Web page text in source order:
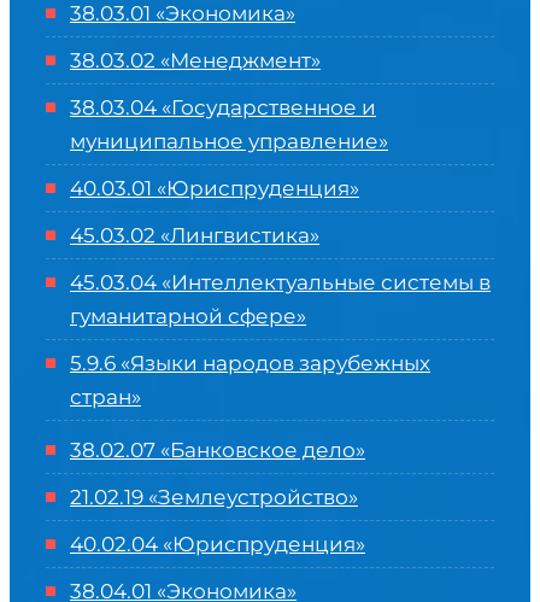
38.03.01 «Экономика»
38.03.02 «Менеджмент»
38.03.04 «Государственное и
муниципальное управление»
40.03.01 «Юриспруденция»
45.03.02 «Лингвистика»
45.03.04 «Интеллектуальные системы в
гуманитарной сфере»
5.9.6 «Языки народов зарубежных
стран»
38.02.07 «Банковское дело»
21.02.19 «Землеустройство»
40.02.04 «Юриспруденция»
38.04.01 «Экономика»